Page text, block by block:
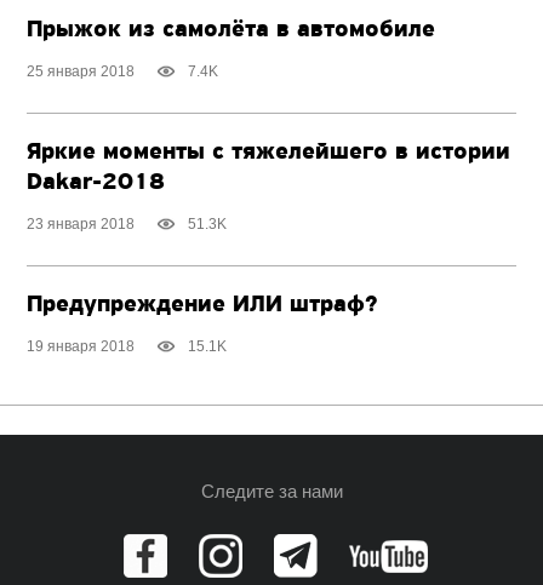
Прыжок из самолёта в автомобиле
25 января 2018 7.4K
Яркие моменты с тяжелейшего в истории
Dakar-2018
23 января 2018 51.3K
Предупреждение ИЛИ штраф?
19 января 2018 15.1K
Следите за нами